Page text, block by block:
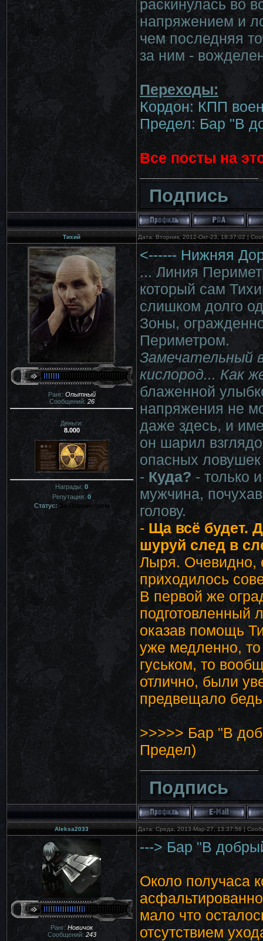
раскинулась во
напряжением и
чем последняя
за ним -
Переходы:
Кордон: КПП
Предел: Бар "В
Все посты на
Подпись
Тихий Дата: Вторник, 2012-Окт-23, 18:37:02 |
Ранг:Опытный
Сообщений: 26
Деньги:
8.000
Награды: 0
Репутация:0
Статус: За Периметром
<------ Нижняя
... Линия
который сам
слишком долго
Зоны,
Периметром.
Замечательный
кислород... Как
блаженной
напряжения не
даже здесь, и
он шарил
опасных
-Куда?- только
мужчина,
голову.
- Ща всё будет.
шуруй след в
Лыря. Очевидно,
приходилось
В первой же
подготовленный
оказав помощь
уже медленно, то
гуськом, то
отлично, были
предвещало
>>>>> Бар "В
Предел)
Подпись
Aleksa2033 Дата: Среда, 2013-Мар-27, 13:37:56 |
Ранг:Новичок
Сообщений:243
---> Бар "В
Около получаса
мало что
отсутствием